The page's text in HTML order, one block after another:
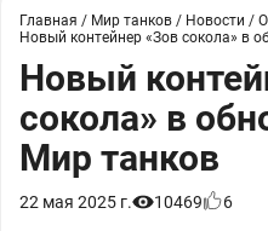
Главная / Мир танков / Новости /
Новый контейнер «Зов сокола» в
Новый
сокола» в
Мир танков
22 мая 2025 г. 10469 6